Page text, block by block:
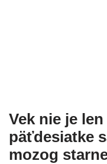
Vek nie je
päťdesiatke
mozog